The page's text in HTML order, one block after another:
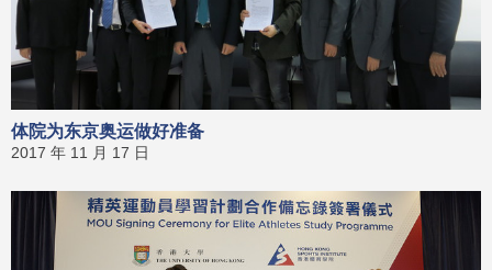
体院为东京奥运做好准备
2017 年 11 月 17 日